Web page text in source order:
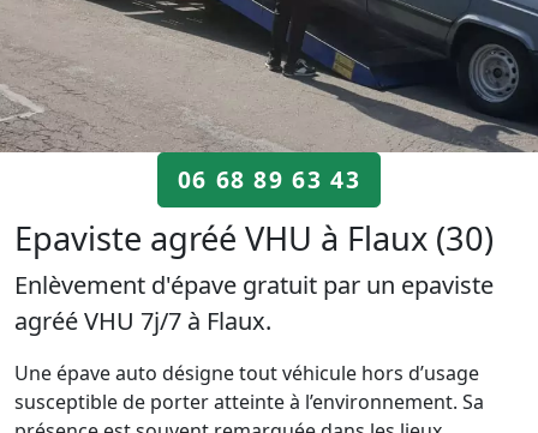
06 68 89 63 43
Epaviste agréé VHU à Flaux (30)
Enlèvement d'épave gratuit par un epaviste
agréé VHU 7j/7 à Flaux.
Une épave auto désigne tout véhicule hors d’usage
susceptible de porter atteinte à l’environnement. Sa